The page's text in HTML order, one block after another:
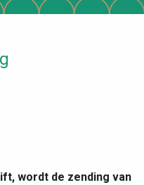
wordt de zending van